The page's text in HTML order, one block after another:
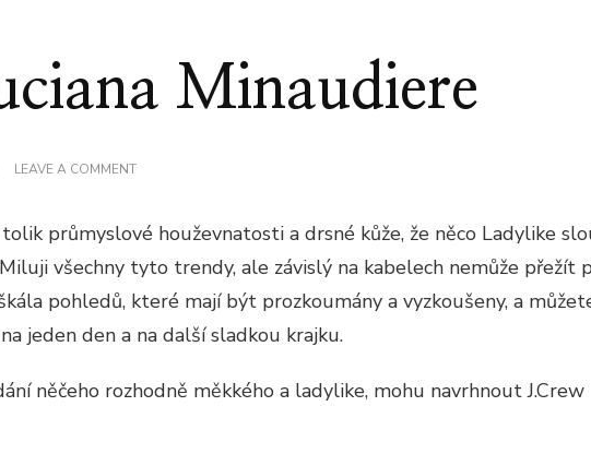
Minaudiere
LEAVE A COMMENTON
MINAUDIERE
průmyslové houževnatosti a drsné kůže, že něco Ladylike
všechny tyto trendy, ale závislý na kabelech nemůže přežít
pohledů, které mají být prozkoumány a vyzkoušeny, a
jeden den a na další sladkou krajku.
něčeho rozhodně měkkého a ladylike, mohu navrhnout J.Crew